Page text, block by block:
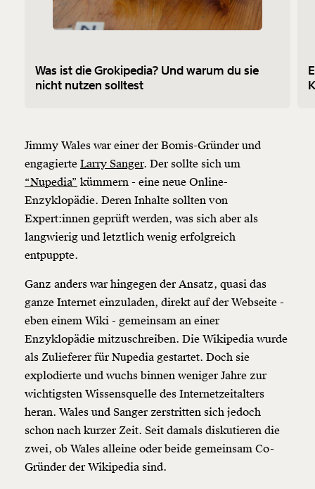
Was ist die Grokipedia? Und warum du sie
nicht nutzen solltest
Jimmy Wales war einer der Bomis-Gründer und
engagierte Larry Sanger. Der sollte sich um
“Nupedia” kümmern - eine neue Online-
Enzyklopädie. Deren Inhalte sollten von
Expert:innen geprüft werden, was sich aber als
langwierig und letztlich wenig erfolgreich
entpuppte.
Ganz anders war hingegen der Ansatz, quasi das
ganze Internet einzuladen, direkt auf der Webseite -
eben einem Wiki - gemeinsam an einer
Enzyklopädie mitzuschreiben. Die Wikipedia wurde
als Zulieferer für Nupedia gestartet. Doch sie
explodierte und wuchs binnen weniger Jahre zur
wichtigsten Wissensquelle des Internetzeitalters
heran. Wales und Sanger zerstritten sich jedoch
schon nach kurzer Zeit. Seit damals diskutieren die
zwei, ob Wales alleine oder beide gemeinsam Co-
Gründer der Wikipedia sind.